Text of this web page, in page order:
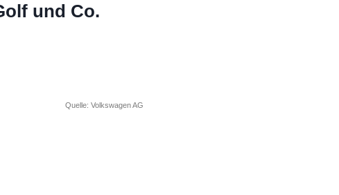
und Co.
Quelle: Volkswagen AG